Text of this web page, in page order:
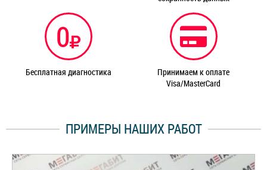
0
Бесплатная диагностика
Принимаем к оплате
Visa/MasterCard
ПРИМЕРЫ НАШИХ РАБОТ